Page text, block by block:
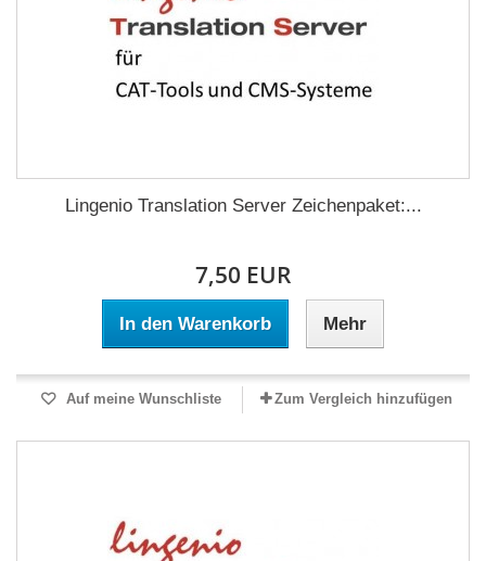
Lingenio Translation Server Zeichenpaket:...
7,50 EUR
In den Warenkorb Mehr
Auf meine Wunschliste Zum Vergleich hinzufügen